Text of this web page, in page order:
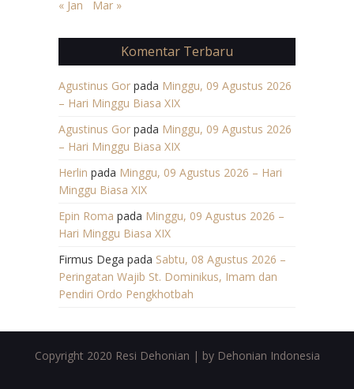
« Jan
Mar »
Komentar Terbaru
Agustinus Gor pada Minggu, 09 Agustus 2026
– Hari Minggu Biasa XIX
Agustinus Gor pada Minggu, 09 Agustus 2026
– Hari Minggu Biasa XIX
Herlin pada Minggu, 09 Agustus 2026 – Hari
Minggu Biasa XIX
Epin Roma pada Minggu, 09 Agustus 2026 –
Hari Minggu Biasa XIX
Firmus Dega pada Sabtu, 08 Agustus 2026 –
Peringatan Wajib St. Dominikus, Imam dan
Pendiri Ordo Pengkhotbah
Copyright 2020 Resi Dehonian | by Dehonian Indonesia